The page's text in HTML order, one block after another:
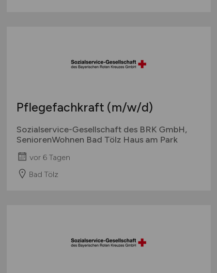
Pflegefachkraft (m/w/d)
Sozialservice-Gesellschaft des BRK GmbH,
SeniorenWohnen Bad Tölz Haus am Park
vor 6 Tagen
Bad Tölz